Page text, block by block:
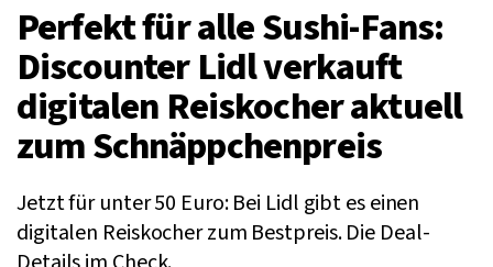
Perfekt für alle Sushi-Fans:
Discounter Lidl verkauft
digitalen Reiskocher aktuell
zum Schnäppchenpreis
Jetzt für unter 50 Euro: Bei Lidl gibt es einen
digitalen Reiskocher zum Bestpreis. Die Deal-